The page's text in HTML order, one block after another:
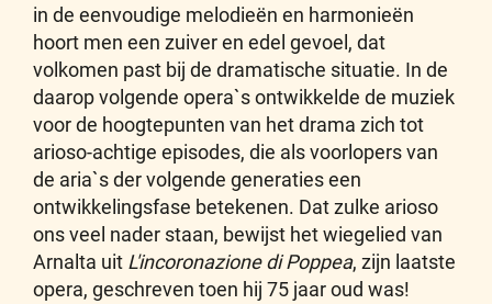
in de eenvoudige melodieën en harmonieën
hoort men een zuiver en edel gevoel, dat
volkomen past bij de dramatische situatie. In de
daarop volgende opera`s ontwikkelde de muziek
voor de hoogtepunten van het drama zich tot
arioso-achtige episodes, die als voorlopers van
de aria`s der volgende generaties een
ontwikkelingsfase betekenen. Dat zulke arioso
ons veel nader staan, bewijst het wiegelied van
Arnalta uit L'incoronazione di Poppea, zijn laatste
opera, geschreven toen hij 75 jaar oud was!